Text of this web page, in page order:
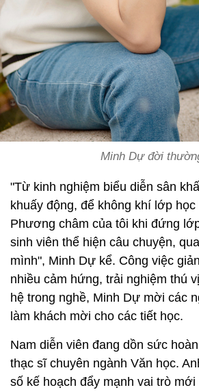
Minh Dự đời
"Từ kinh nghiệm biểu diễn sân
khuấy động, để không khí lớp
Phương châm của tôi khi đứng
sinh viên thể hiện câu chuyện,
mình", Minh Dự kể. Công việc
nhiều cảm hứng, trải nghiệm thú
hệ trong nghề, Minh Dự mời các
làm khách mời cho các tiết học.
Nam diễn viên đang dồn sức
thạc sĩ chuyên ngành Văn học.
số kế hoạch đẩy mạnh vai trò